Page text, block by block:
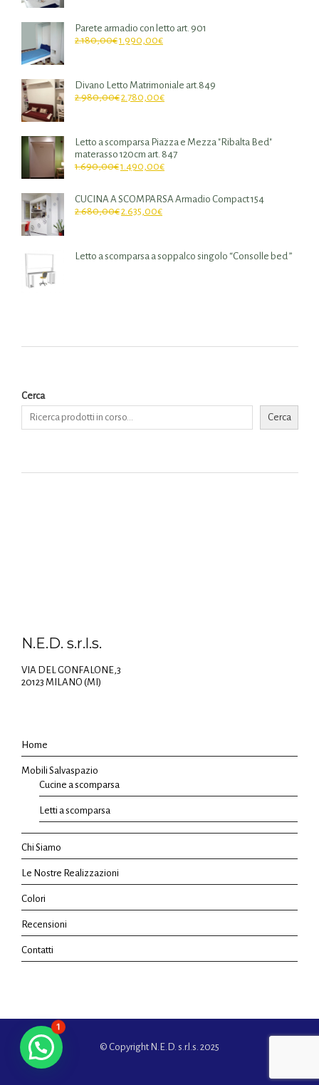
Parete armadio con letto art. 901
2.180,00€1.990,00€
Divano Letto Matrimoniale art.849
2.980,00€2.780,00€
Letto a scomparsa Piazza e Mezza "Ribalta Bed"
materasso 120cm art. 847
1.690,00€1.490,00€
CUCINA A SCOMPARSA Armadio Compact 154
2.680,00€2.635,00€
Letto a scomparsa a soppalco singolo “Consolle bed ”
Cerca
Cerca
N.E.D. s.r.l.s.
VIA DEL GONFALONE,3
20123 MILANO (MI)
Home
Mobili Salvaspazio
Cucine a scomparsa
Letti a scomparsa
Chi Siamo
Le Nostre Realizzazioni
Colori
Recensioni
Contatti
© Copyright N.E.D. s.r.l.s. 2025
1